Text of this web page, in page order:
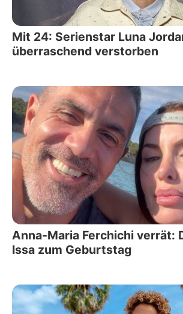
Mit 24: Serienstar Luna
überraschend verstorben
Anna-Maria Ferchichi verrät:
Issa zum Geburtstag